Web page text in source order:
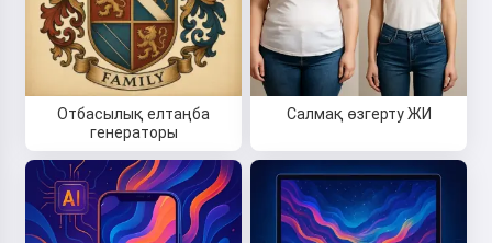
Отбасылық елтаңба
генераторы
Салмақ өзгерту ЖИ